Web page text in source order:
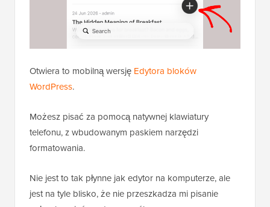
Otwiera to mobilną wersję Edytora bloków
WordPress.
Możesz pisać za pomocą natywnej klawiatury
telefonu, z wbudowanym paskiem narzędzi
formatowania.
Nie jest to tak płynne jak edytor na komputerze, ale
jest na tyle blisko, że nie przeszkadza mi pisanie